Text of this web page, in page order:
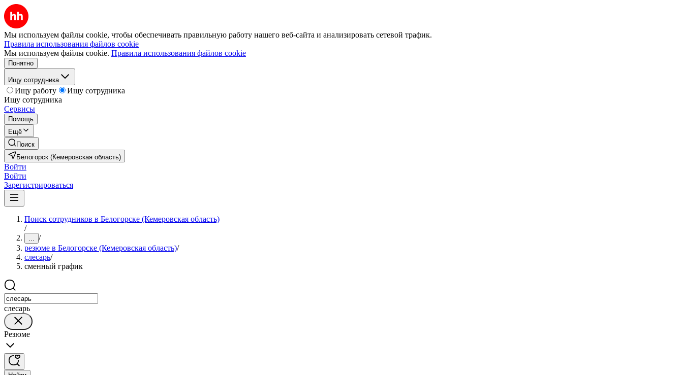
Мы используем файлы cookie, чтобы обеспечивать правильную работу нашего веб-сайта и анализировать сетевой трафик.
Правила использования файлов cookie
Мы используем файлы cookie. Правила использования файлов cookie
Понятно
Ищу сотрудника
Ищу работу
Ищу сотрудника
Ищу сотрудника
Сервисы
Помощь
Ещё
Поиск
Белогорск (Кемеровская область)
Войти
Войти
Зарегистрироваться
Поиск сотрудников в Белогорске (Кемеровская область)
/
... /
резюме в Белогорске (Кемеровская область)/
слесарь/
сменный график
слесарь
Резюме